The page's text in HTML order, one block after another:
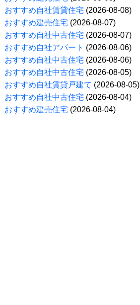
おすすめ自社賃貸住宅 (2026-08-08)
おすすめ建売住宅 (2026-08-07)
おすすめ自社中古住宅 (2026-08-07)
おすすめ自社アパート (2026-08-06)
おすすめ自社中古住宅 (2026-08-06)
おすすめ自社中古住宅 (2026-08-05)
おすすめ自社賃貸戸建て (2026-08-05)
おすすめ自社中古住宅 (2026-08-04)
おすすめ建売住宅 (2026-08-04)